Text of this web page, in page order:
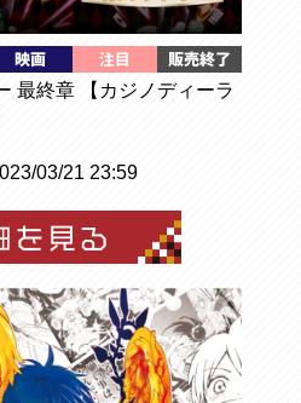
最終章 【カジノディーラ
03/21 23:59